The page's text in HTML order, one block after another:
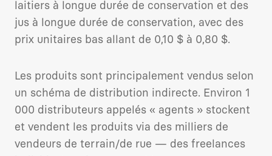
laitiers à longue durée de conservation et des
jus à longue durée de conservation, avec des
prix unitaires bas allant de 0,10 $ à 0,80 $.
Les produits sont principalement vendus selon
un schéma de distribution indirecte. Environ 1
000 distributeurs appelés « agents » stockent
et vendent les produits via des milliers de
vendeurs de terrain/de rue — des freelances